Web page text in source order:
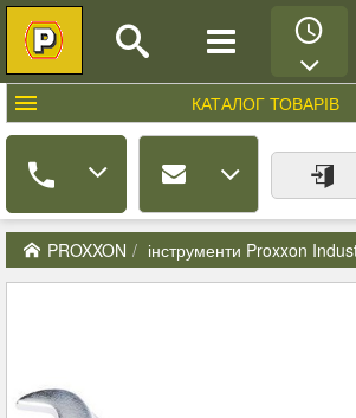
КАТАЛОГ ТОВАРІВ
PROXXON інструменти Proxxon